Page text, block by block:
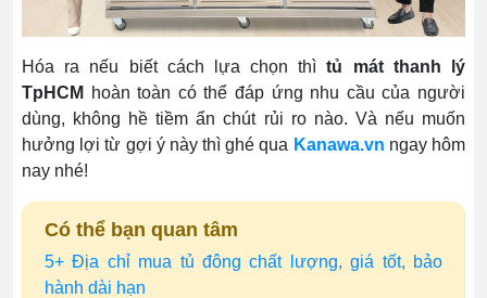
Hóa ra nếu biết cách lựa chọn thì tủ mát thanh lý
TpHCM
hoàn toàn có thể đáp ứng nhu cầu của người
dùng, không hề tiềm ẩn chút rủi ro nào. Và nếu muốn
hưởng lợi từ gợi ý này thì ghé qua Kanawa.vn ngay hôm
nay nhé!
Có thể bạn quan tâm
5+ Địa chỉ mua tủ đông chất lượng, giá tốt, bảo
hành dài hạn